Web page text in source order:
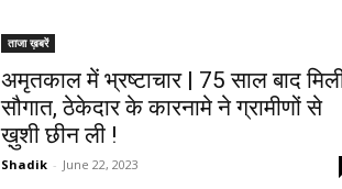
ताजा ख़बरें
अमृतकाल में भ्रष्टाचार | 75 साल बाद
सौगात, ठेकेदार के कारनामे ने ग्रामीणों से
ख़ुशी छीन ली !
Shadik - June 22, 2023